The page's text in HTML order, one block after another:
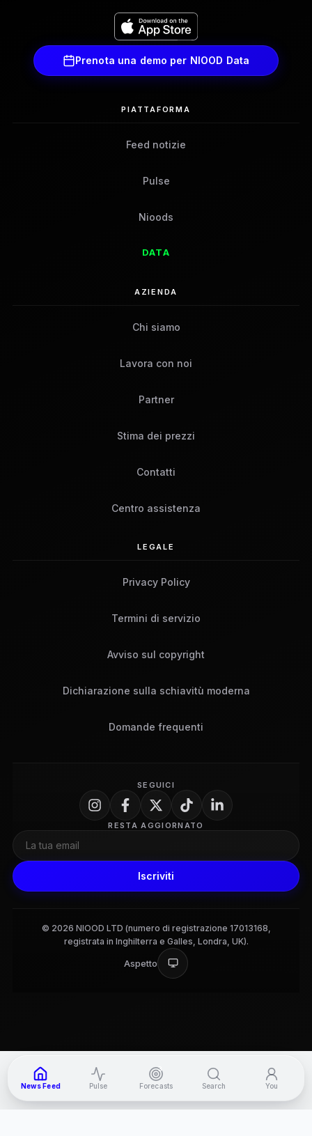
Prenota una demo per NIOOD Data
PIATTAFORMA
Feed notizie
Pulse
Nioods
DATA
AZIENDA
Chi siamo
Lavora con noi
Partner
Stima dei prezzi
Contatti
Centro assistenza
LEGALE
Privacy Policy
Termini di servizio
Avviso sul copyright
Dichiarazione sulla schiavitù moderna
Domande frequenti
SEGUICI
RESTA AGGIORNATO
Iscriviti
© 2026 NIOOD LTD (numero di registrazione 17013168,
registrata in Inghilterra e Galles, Londra, UK).
Aspetto
News Feed Pulse
3
Forecasts Search You